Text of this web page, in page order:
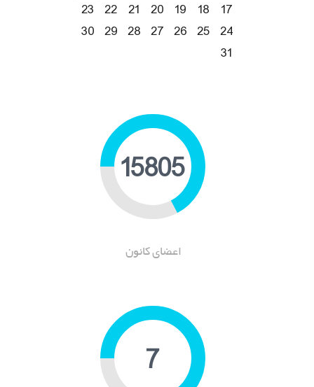
23 22 21 20 19 18
17
30 29 28 27 26 25 24
31
19559
اعضای کانون
9